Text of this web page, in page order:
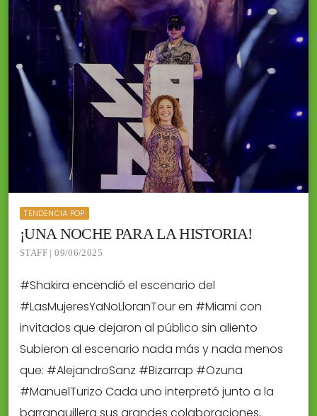
TENDENCIA POP
¡UNA NOCHE PARA LA HISTORIA!
STAFF | 09/06/2025
#Shakira encendió el escenario del
#LasMujeresYaNoLloranTour en #Miami con
invitados que dejaron al público sin aliento
Subieron al escenario nada más y nada menos
que: #AlejandroSanz #Bizarrap #Ozuna
#ManuelTurizo Cada uno interpretó junto a la